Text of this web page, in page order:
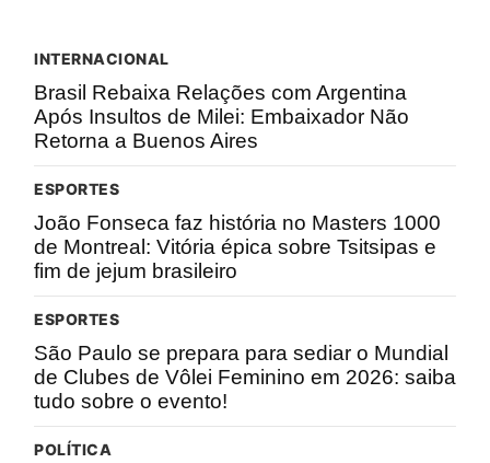
INTERNACIONAL
Brasil Rebaixa Relações com Argentina
Após Insultos de Milei: Embaixador Não
Retorna a Buenos Aires
ESPORTES
João Fonseca faz história no Masters 1000
de Montreal: Vitória épica sobre Tsitsipas e
fim de jejum brasileiro
ESPORTES
São Paulo se prepara para sediar o Mundial
de Clubes de Vôlei Feminino em 2026: saiba
tudo sobre o evento!
POLÍTICA